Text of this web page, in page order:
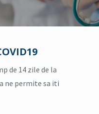
de 14 zile de la
ne permite sa iti